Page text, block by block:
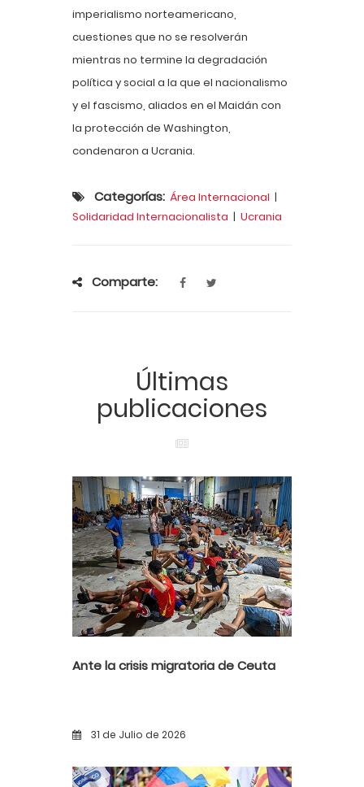
imperialismo norteamericano,
cuestiones que no se resolverán
mientras no termine la degradación
política y social a la que el nacionalismo
y el fascismo, aliados en el Maidán con
la protección de Washington,
condenaron a Ucrania.
Categorías: Área Internacional |
Solidaridad Internacionalista | Ucrania
Comparte:
Últimas
publicaciones
Ante la crisis migratoria de Ceuta
31 de Julio de 2026